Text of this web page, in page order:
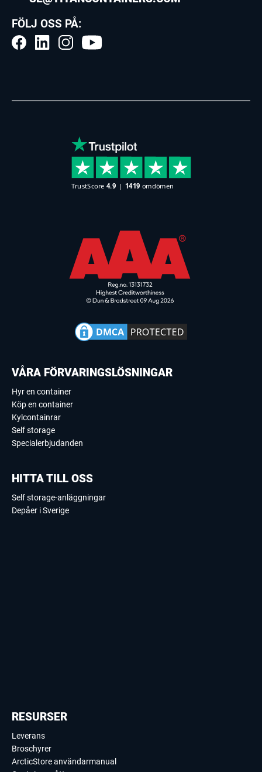
FÖLJ OSS PÅ:
VÅRA FÖRVARINGSLÖSNINGAR
Hyr en container
Köp en container
Kylcontainrar
Self storage
Specialerbjudanden
HITTA TILL OSS
Self storage-anläggningar
Depåer i Sverige
RESURSER
Leverans
Broschyrer
ArcticStore användarmanual